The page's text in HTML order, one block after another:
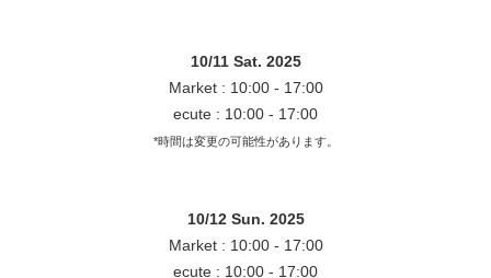
10/11 Sat. 2025
Market : 10:00 - 17:00
ecute : 10:00 - 17:00
*時間は変更の可能性があります。
10/12 Sun. 2025
Market : 10:00 - 17:00
ecute : 10:00 - 17:00